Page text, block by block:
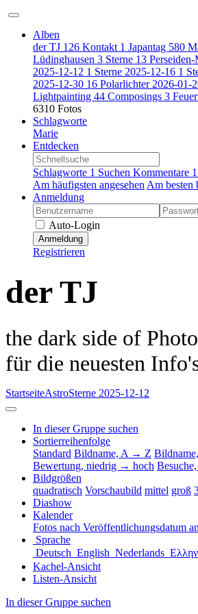
Alben
der TJ 126 Kontakt 1 Japantag 580
Lüdinghausen 3 Sterne 13
2025-12-12 1 Sterne 2025-12-16 1
2025-12-30 16 Polarlichter 2026-01-
Lightpainting 44 Composings 3
6310 Fotos
Schlagworte
Marie
Entdecken
Schlagworte 1 Suchen Kommentare 1
Am häufigsten angesehen Am besten
Anmeldung
Auto-Login
Anmeldung
Registrieren
der TJ
the dark side of
für die neuesten
StartseiteAstroSterne 2025-12-12
In dieser Gruppe suchen
Sortierreihenfolge
Standard Bildname, A → Z
Bewertung, niedrig → hoch
Bildgrößen
quadratisch Vorschaubild mittel groß
Diashow
Kalender
Fotos nach Veröffentlichungsdatum
Sprache
Deutsch English Nederlands
Kachel-Ansicht
Listen-Ansicht
In dieser Gruppe suchen